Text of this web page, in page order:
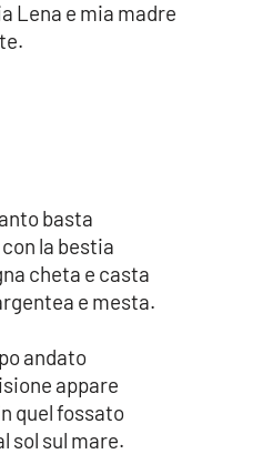
Lena e mia madre
basta
la bestia
cheta e casta
e mesta.
andato
appare
quel fossato
sol sul mare.